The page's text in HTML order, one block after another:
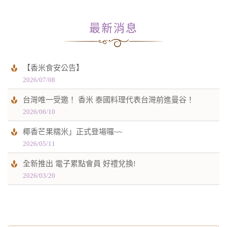
最新消息
【香米食安公告】
2026/07/08
台灣唯一受邀！ 香米 泰國料理代表台灣前進曼谷！
2026/06/10
椰香芒果糯米」正式登場囉~~
2026/05/11
全新推出 電子累點會員 好禮兌換!
2026/03/20